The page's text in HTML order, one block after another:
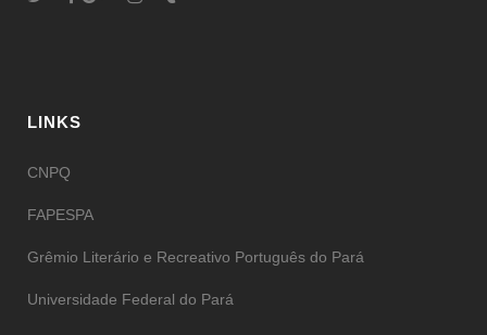
LINKS
CNPQ
FAPESPA
Grêmio Literário e Recreativo Português do Pará
Universidade Federal do Pará